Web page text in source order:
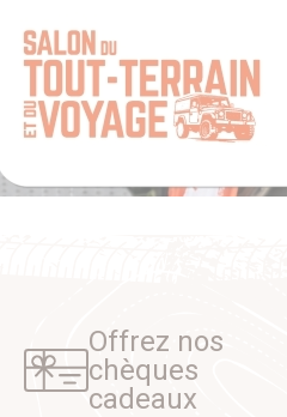
Offrez nos
chèques
cadeaux